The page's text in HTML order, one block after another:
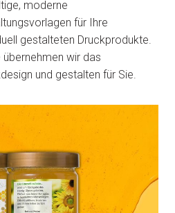
moderne
für Ihre
gestalteten Druckprodukte.
übernehmen wir das
und gestalten für Sie.